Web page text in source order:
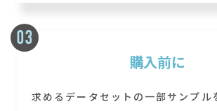
購入前に
求めるデータセットの一部サンプル